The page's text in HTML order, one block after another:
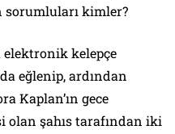
sorumluları kimler?
elektronik kelepçe
eğlenip, ardından
Kaplan’ın gece
şahıs tarafından iki